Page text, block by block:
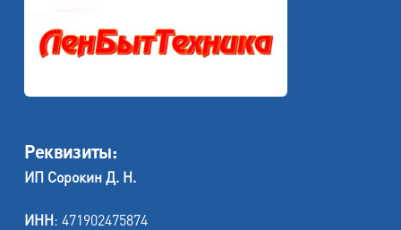
Реквизиты:
ИП Сорокин Д. Н.
ИНН: 471902475874